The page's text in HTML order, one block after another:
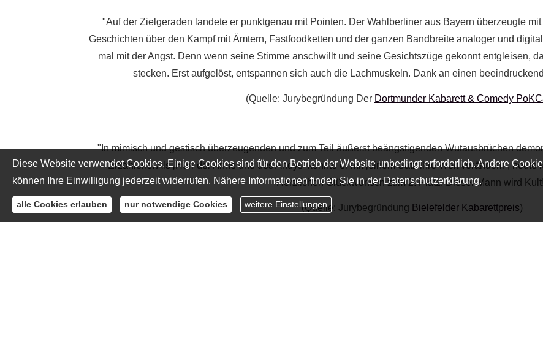
"Auf der Zielgeraden landete er punktgenau mit Pointen. Der Wahlberliner aus Bayern überzeugte
Geschichten über den Kampf mit Ämtern, Fastfoodketten und der ganzen Bandbreite analoger und
mal mit der Angst. Denn wenn seine Stimme anschwillt und seine Gesichtszüge gekonnt entgleisen,
stecken. Erst aufgelöst, entspannen sich auch die Lachmuskeln. Dank an einen
(Quelle: Jurybegründung Der Dortmunder Kabarett & Comedy
"In mimisch und gestisch überzeugenden und zum Teil äußerst beängstigenden Wutausbrüchen
Erzählens. Als ‚Herr der Anne und des Andys‘ konnte er mit ‚einem Satz ihre Welt verändern‘,
Herzlichen Glückwunsch zum 2. Platz. Dieser Mann wird
(Quelle: Jurybegründung Bielefelder Kabarettpreis)
Diese Website verwendet Cookies. Einige Cookies sind für den Betrieb der Website unbedingt erforderlich. Andere
können Ihre Einwilligung jederzeit widerrufen. Nähere Informationen finden Sie in derDatenschutzerklärung.
alle Cookies erlauben nur notwendige Cookies weitere Einstellungen